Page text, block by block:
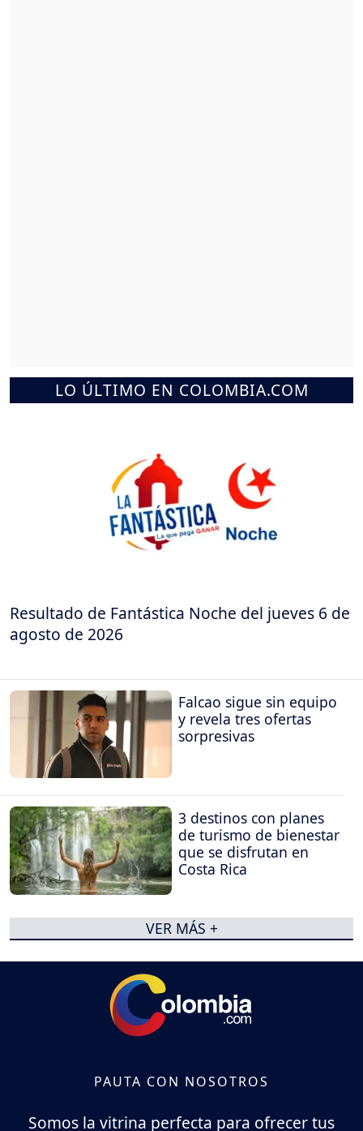
LO ÚLTIMO EN COLOMBIA.COM
Resultado de Fantástica Noche del jueves 6 de
agosto de 2026
Falcao sigue sin equipo
y revela tres ofertas
sorpresivas
3 destinos con planes
de turismo de bienestar
que se disfrutan en
Costa Rica
VER MÁS +
PAUTA CON NOSOTROS
Somos la vitrina perfecta para ofrecer tus